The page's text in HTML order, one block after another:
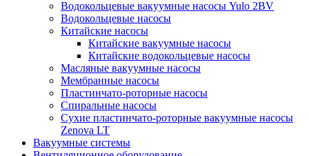
Водокольцевые вакуумные насосы Yulo 2BV
Водокольцевые насосы
Китайские насосы
Китайские вакуумные насосы
Китайские водокольцевые насосы
Масляные вакуумные насосы
Мембранные насосы
Пластинчато-роторные насосы
Спиральные насосы
Сухие пластинчато-роторные вакуумные насосы
Zenova LT
Вакуумные системы